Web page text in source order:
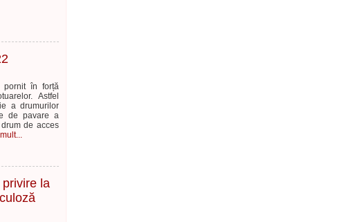
pornit în forță
Astfel
a drumurilor
de pavare a
de acces
la